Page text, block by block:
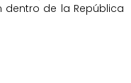
dentro de la República